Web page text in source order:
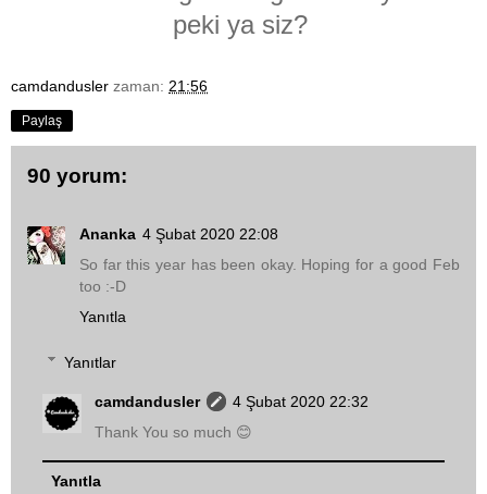
peki ya siz?
camdandusler zaman: 21:56
Paylaş
90 yorum:
Ananka 4 Şubat 2020 22:08
So far this year has been okay. Hoping for a good Feb
too :-D
Yanıtla
Yanıtlar
camdandusler
4 Şubat 2020 22:32
Thank You so much 😊
Yanıtla